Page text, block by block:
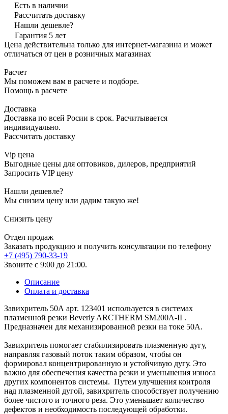
Есть в наличии
Рассчитать доставку
Нашли дешевле?
Гарантия 5 лет
Цена действительна только для интернет-магазина и может
отличаться от цен в розничных магазинах
Расчет
Мы поможем вам в расчете и подборе.
Помощь в расчете
Доставка
Доставка по всей Росии в срок. Расчитывается
индивидуально.
Рассчитать доставку
Vip цена
Выгодные цены для оптовиков, дилеров, предприятий
Запросить VIP цену
Нашли дешевле?
Мы снизим цену или дадим такую же!
Снизить цену
Отдел продаж
Заказать продукцию и получить консультации по телефону
+7 (495) 790-33-19
Звоните с 9:00 до 21:00.
Описание
Оплата и доставка
Завихритель 50А арт. 123401 используется в системах
плазменной резки Beverly ARCTHERM SM200A-II .
Предназначен для механизированной резки на токе 50А.
Завихритель помогает стабилизировать плазменную дугу,
направляя газовый поток таким образом, чтобы он
формировал концентрированную и устойчивую дугу. Это
важно для обеспечения качества резки и уменьшения износа
других компонентов системы. Путем улучшения контроля
над плазменной дугой, завихритель способствует получению
более чистого и точного реза. Это уменьшает количество
дефектов и необходимость последующей обработки.